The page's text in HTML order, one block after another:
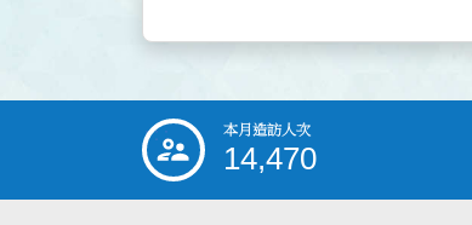
::: 本月造訪人次
14,470